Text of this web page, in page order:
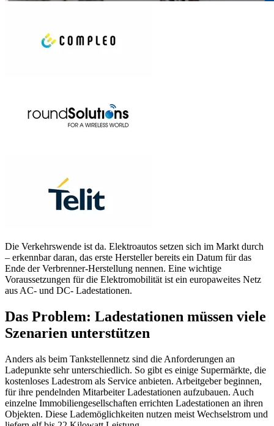
Die Verkehrswende ist da. Elektroautos setzen sich im Markt durch
– erkennbar daran, das erste Hersteller bereits ein Datum für das
Ende der Verbrenner-Herstellung nennen. Eine wichtige
Voraussetzungen für die Elektromobilität ist ein europaweites Netz
aus AC- und DC- Ladestationen.
Das Problem: Ladestationen müssen viele
Szenarien unterstützen
Anders als beim Tankstellennetz sind die Anforderungen an
Ladepunkte sehr unterschiedlich. So gibt es einige Supermärkte, die
kostenloses Ladestrom als Service anbieten. Arbeitgeber beginnen,
für ihre pendelnden Mitarbeiter Ladestationen aufzubauen. Auch
einzelne Immobiliengesellschaften errichten Ladestationen an ihren
Objekten. Diese Lademöglichkeiten nutzen meist Wechselstrom und